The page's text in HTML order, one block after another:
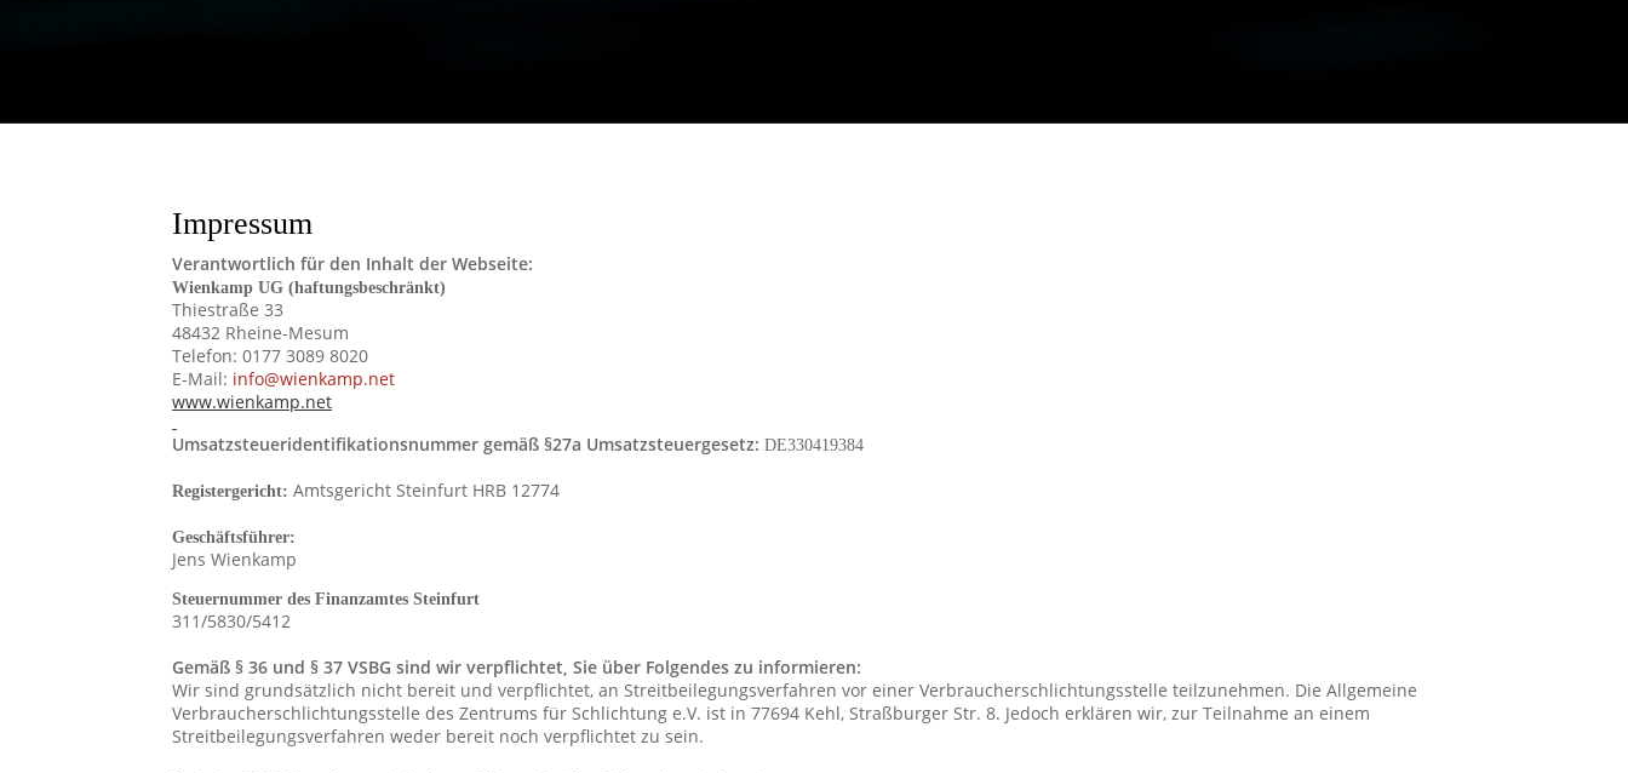
Impressum
Verantwortlich für den Inhalt der Webseite:
Wienkamp UG (haftungsbeschränkt)
Thiestraße 33
48432 Rheine-Mesum
Telefon: 0177 3089 8020
E-Mail: info@wienkamp.net
www.wienkamp.net
Umsatzsteueridentifikationsnummer gemäß §27a Umsatzsteuergesetz: DE330419384
Registergericht: Amtsgericht Steinfurt HRB 12774
Geschäftsführer:
Jens Wienkamp
Steuernummer des Finanzamtes Steinfurt
311/5830/5412
Gemäß § 36 und § 37 VSBG sind wir verpflichtet, Sie über Folgendes zu informieren:
Wir sind grundsätzlich nicht bereit und verpflichtet, an Streitbeilegungsverfahren vor einer Verbraucherschlichtungsstelle teilzunehmen. Die Allgemeine
Verbraucherschlichtungsstelle des Zentrums für Schlichtung e.V. ist in 77694 Kehl, Straßburger Str. 8. Jedoch erklären wir, zur Teilnahme an einem
Streitbeilegungsverfahren weder bereit noch verpflichtet zu sein.